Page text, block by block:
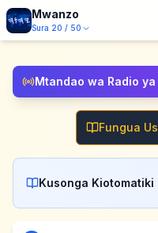
Mwanzo
Sura 20 / 50
Mtandao wa Radio
Fungua
Kusonga Kiotomatiki